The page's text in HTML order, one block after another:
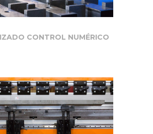
CONTROL NUMÉRICO